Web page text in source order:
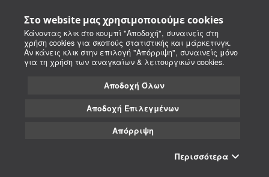
Στο website μας χρησιμοποιούμε cookies
Κάνοντας κλικ στο κουμπί "Αποδοχή", συναινείς στη
χρήση cookies για σκοπούς στατιστικής και μάρκετινγκ.
Αν κάνεις κλικ στην επιλογή "Απόρριψη", συναινείς μόνο
για τη χρήση των αναγκαίων & λειτουργικών cookies.
Αποδοχή Όλων
Αποδοχή Επιλεγμένων
Απόρριψη
Περισσότερα